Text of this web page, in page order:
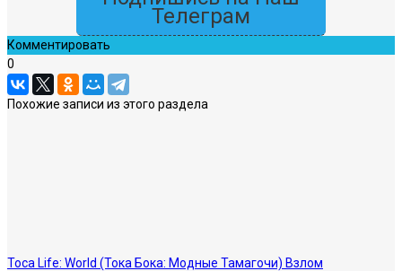
Телеграм
Комментировать
0
Похожие записи из этого раздела
Toca Life: World (Тока Бока: Модные Тамагочи) Взлом